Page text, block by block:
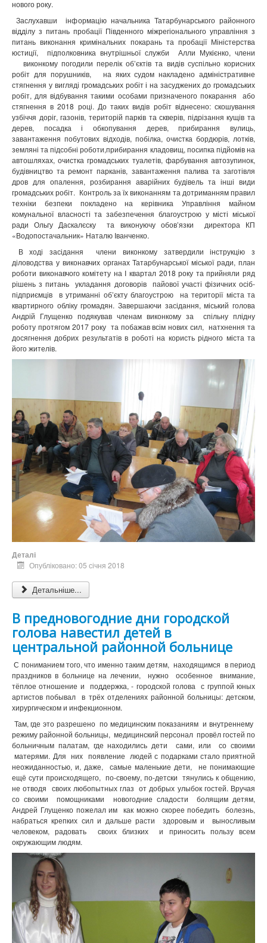
нового року.
Заслухавши інформацію начальника Татарбунарського районного
відділу з питань пробації Південного міжрегіонального управління з
питань виконання кримінальних покарань та пробації Міністерства
юстиції, підполковника внутрішньої служби Алли Мукієнко, члени
виконкому погодили перелік об’єктів та видів суспільно корисних
робіт для порушників, на яких судом накладено адміністративне
стягнення у вигляді громадських робіт і на засуджених до громадських
робіт, для відбування такими особами призначеного покарання або
стягнення в 2018 році. До таких видів робіт віднесено: скошування
узбіччя доріг, газонів, територій парків та скверів, підрізання кущів та
дерев, посадка і обкопування дерев, прибирання вулиць,
завантаження побутових відходів, побілка, очистка бордюрів, лотків,
земляні та підсобні роботи,прибирання кладовищ, посипка підйомів на
автошляхах, очистка громадських туалетів, фарбування автозупинок,
будівництво та ремонт парканів, завантаження палива та заготівля
дров для опалення, розбирання аварійних будівель та інші види
громадських робіт. Контроль за їх виконанням та дотриманням правил
техніки безпеки покладено на керівника Управління майном
комунальної власності та забезпечення благоустрою у місті міської
ради Ольгу Даскалєску та виконуючу обов’язки директора КП
«Водопостачальник» Наталю Іванченко.
В ході засідання члени виконкому затвердили інструкцію з
діловодства у виконавчих органах Татарбунарської міської ради, план
роботи виконавчого комітету на І квартал 2018 року та прийняли ряд
рішень з питань укладання договорів пайової участі фізичних осіб-
підприємців в утриманні об’єкту благоустрою на території міста та
квартирного обліку громадян. Завершаючи засідання, міський голова
Андрій Глущенко подякував членам виконкому за спільну плідну
роботу протягом 2017 року та побажав всім нових сил, натхнення та
досягнення добрих результатів в роботі на користь рідного міста та
його жителів.
Деталі
Опубліковано: 05 січня 2018
Детальніше...
В предновогодние дни городской
голова навестил детей в
центральной районной больнице
С пониманием того, что именно таким детям, находящимся в период
праздников в больнице на лечении, нужно особенное внимание,
тёплое отношение и поддержка, - городской голова с группой юных
артистов побывал в трёх отделениях районной больницы: детском,
хирургическом и инфекционном.
Там, где это разрешено по медицинским показаниям и внутреннему
режиму районной больницы, медицинский персонал провёл гостей по
больничным палатам, где находились дети сами, или со своими
матерями. Для них появление людей с подарками стало приятной
неожиданностью, и, даже, самые маленькие дети, не понимающие
ещё сути происходящего, по-своему, по-детски тянулись к общению,
не отводя своих любопытных глаз от добрых улыбок гостей. Вручая
со своими помощниками новогодние сладости болящим детям,
Андрей Глущенко пожелал им как можно скорее победить болезнь,
набраться крепких сил и дальше расти здоровым и выносливым
человеком, радовать своих близких и приносить пользу всем
окружающим людям.